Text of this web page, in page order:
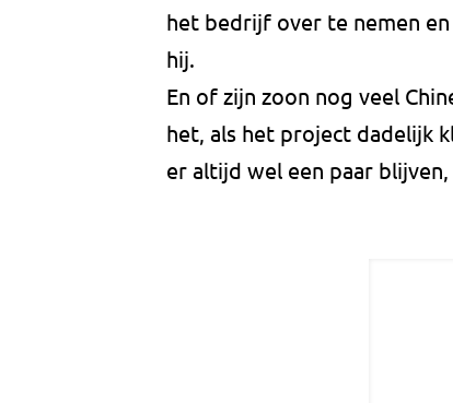
het bedrijf over te nemen
hij.
En of zijn zoon nog veel
het, als het project dadelijk
er altijd wel een paar